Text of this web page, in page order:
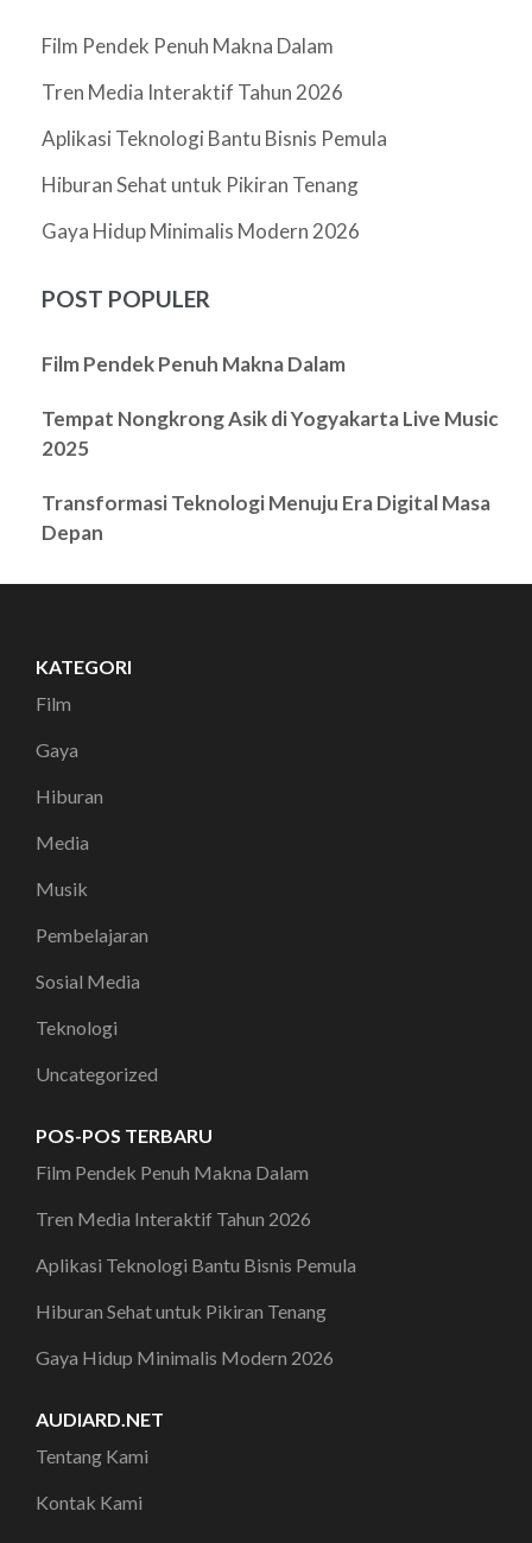
Film Pendek Penuh Makna Dalam
Tren Media Interaktif Tahun 2026
Aplikasi Teknologi Bantu Bisnis Pemula
Hiburan Sehat untuk Pikiran Tenang
Gaya Hidup Minimalis Modern 2026
POST POPULER
Film Pendek Penuh Makna Dalam
Tempat Nongkrong Asik di Yogyakarta Live Music
2025
Transformasi Teknologi Menuju Era Digital Masa
Depan
KATEGORI
Film
Gaya
Hiburan
Media
Musik
Pembelajaran
Sosial Media
Teknologi
Uncategorized
POS-POS TERBARU
Film Pendek Penuh Makna Dalam
Tren Media Interaktif Tahun 2026
Aplikasi Teknologi Bantu Bisnis Pemula
Hiburan Sehat untuk Pikiran Tenang
Gaya Hidup Minimalis Modern 2026
AUDIARD.NET
Tentang Kami
Kontak Kami